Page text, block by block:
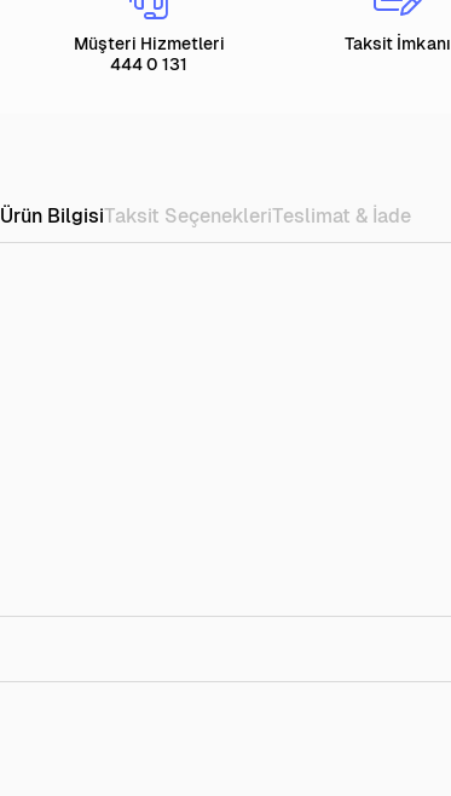
Müşteri Hizmetleri
444 0 131
Taksit İmkanı
Ürün BilgisiTaksit SeçenekleriTeslimat & İade